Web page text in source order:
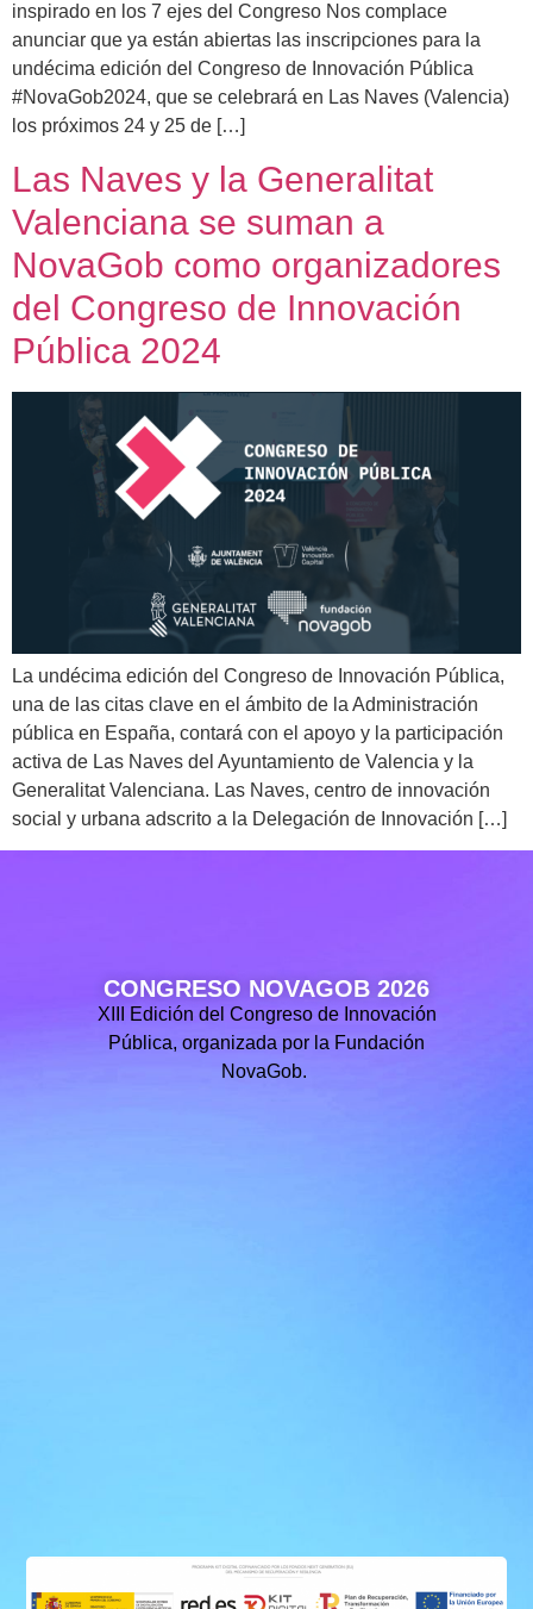
inspirado en los 7 ejes del Congreso Nos complace
anunciar que ya están abiertas las inscripciones para la
undécima edición del Congreso de Innovación Pública
#NovaGob2024, que se celebrará en Las Naves (Valencia)
los próximos 24 y 25 de […]
Las Naves y la Generalitat
Valenciana se suman a
NovaGob como organizadores
del Congreso de Innovación
Pública 2024
La undécima edición del Congreso de Innovación Pública,
una de las citas clave en el ámbito de la Administración
pública en España, contará con el apoyo y la participación
activa de Las Naves del Ayuntamiento de Valencia y la
Generalitat Valenciana. Las Naves, centro de innovación
social y urbana adscrito a la Delegación de Innovación […]
CONGRESO NOVAGOB 2026
XIII Edición del Congreso de Innovación
Pública, organizada por la Fundación
NovaGob.